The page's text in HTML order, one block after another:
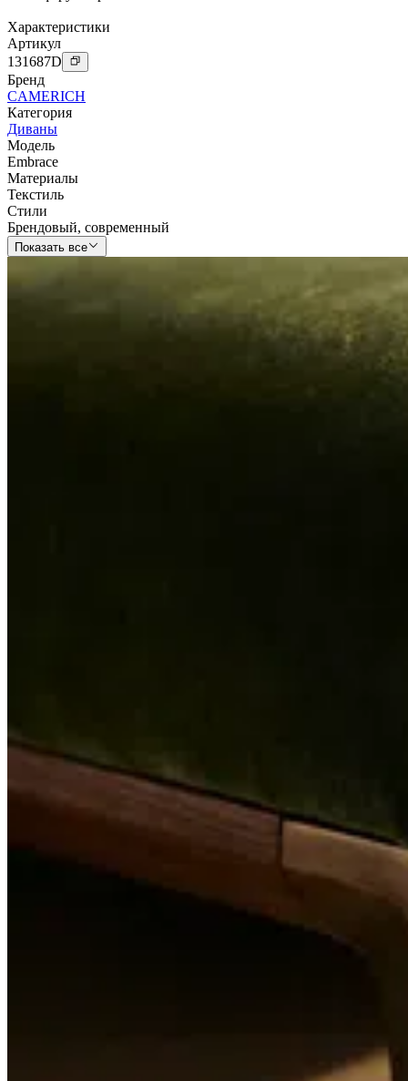
Характеристики
Артикул
131687D
Бренд
CAMERICH
Категория
Диваны
Модель
Embrace
Материалы
Текстиль
Стили
Брендовый, современный
Показать все